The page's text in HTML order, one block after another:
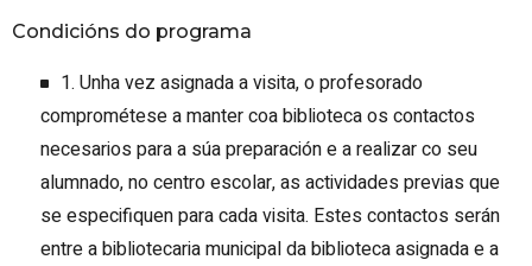
Condicións do programa
1. Unha vez asignada a visita, o profesorado
comprométese a manter coa biblioteca os contactos
necesarios para a súa preparación e a realizar co seu
alumnado, no centro escolar, as actividades previas que
se especifiquen para cada visita. Estes contactos serán
entre a bibliotecaria municipal da biblioteca asignada e a